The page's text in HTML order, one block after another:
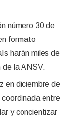
número 30 de
formato
harán miles de
de la ANSV.
en diciembre de
entre
y concientizar